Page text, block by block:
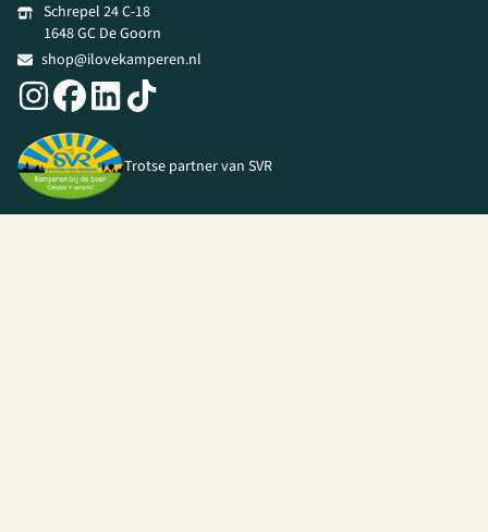
Schrepel 24 C-18
1648 GC De Goorn
shop@ilovekamperen.nl
Trotse partner van SVR